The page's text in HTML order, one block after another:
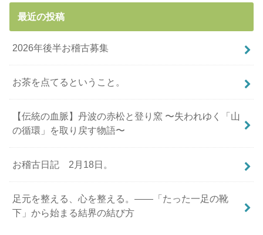
最近の投稿
2026年後半お稽古募集
お茶を点てるということ。
【伝統の血脈】丹波の赤松と登り窯 〜失われゆく「山
の循環」を取り戻す物語〜
お稽古日記 2月18日。
足元を整える、心を整える。――「たった一足の靴
下」から始まる結界の結び方